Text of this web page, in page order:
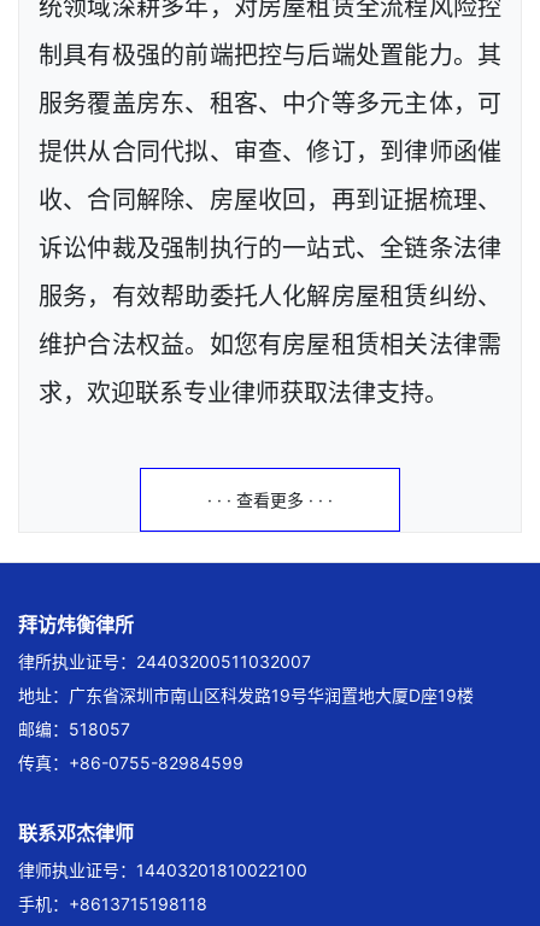
统领域深耕多年，对房屋租赁全流程风险控
制具有极强的前端把控与后端处置能力。其
服务覆盖房东、租客、中介等多元主体，可
提供从合同代拟、审查、修订，到律师函催
收、合同解除、房屋收回，再到证据梳理、
诉讼仲裁及强制执行的一站式、全链条法律
服务，有效帮助委托人化解房屋租赁纠纷、
维护合法权益。如您有房屋租赁相关法律需
求，欢迎联系专业律师获取法律支持。
· · · 查看更多 · · ·
拜访炜衡律所
律所执业证号：24403200511032007
地址：广东省深圳市南山区科发路19号华润置地大厦D座19楼
邮编：518057
传真：+86-0755-82984599
联系邓杰律师
律师执业证号：14403201810022100
手机：+8613715198118